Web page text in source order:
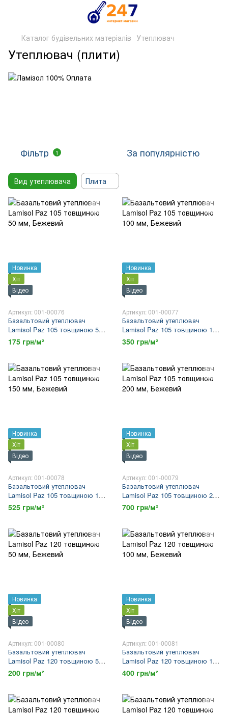
Каталог будівельних матеріалів Утеплювач
Утеплювач (плити)
Фільтр 1 За популярністю
Вид утеплювача Плита
Новинка
Хіт
Відео
Артикул: 001-00076
Базальтовий утеплювач
Lamisol Paz 105 товщиною 50
мм
175 грн/м²
Новинка
Хіт
Відео
Артикул: 001-00077
Базальтовий утеплювач
Lamisol Paz 105 товщиною 100
мм
350 грн/м²
Новинка
Хіт
Відео
Артикул: 001-00078
Базальтовий утеплювач
Lamisol Paz 105 товщиною 150
мм
525 грн/м²
Новинка
Хіт
Відео
Артикул: 001-00079
Базальтовий утеплювач
Lamisol Paz 105 товщиною 200
мм
700 грн/м²
Новинка
Хіт
Відео
Артикул: 001-00080
Базальтовий утеплювач
Lamisol Paz 120 товщиною 50
мм
200 грн/м²
Новинка
Хіт
Відео
Артикул: 001-00081
Базальтовий утеплювач
Lamisol Paz 120 товщиною 100
мм
400 грн/м²